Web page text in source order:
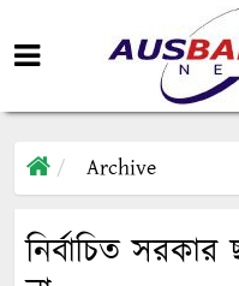
Archive
নির্বাচিত সরকার